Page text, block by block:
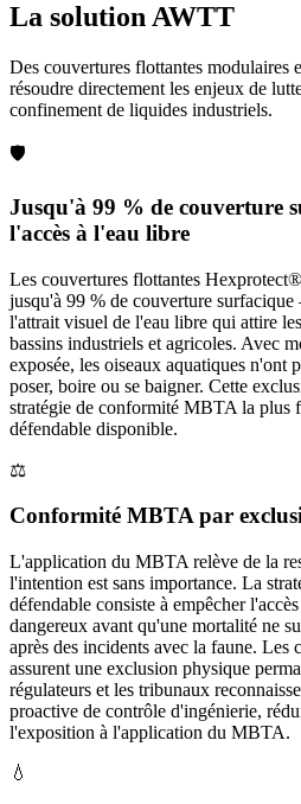
La solution AWTT
Des couvertures flottantes modulaires
résoudre directement les enjeux de
confinement de liquides industriels.
🛡️
Jusqu'à 99 % de couverture
l'accès à l'eau libre
Les couvertures flottantes
jusqu'à 99 % de couverture
l'attrait visuel de l'eau libre qui attire
bassins industriels et agricoles. Avec
exposée, les oiseaux aquatiques n'ont
poser, boire ou se baigner. Cette
stratégie de conformité MBTA la plus
défendable disponible.
⚖️
Conformité MBTA par
L'application du MBTA relève de la
l'intention est sans importance. La
défendable consiste à empêcher
dangereux avant qu'une mortalité ne
après des incidents avec la faune.
assurent une exclusion physique
régulateurs et les tribunaux
proactive de contrôle d'ingénierie,
l'exposition à l'application du MBTA.
💧